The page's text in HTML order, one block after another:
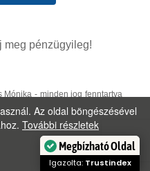
meg pénzügyileg!
Mónika - minden jog fenntartva
Az oldal böngészésével
További részletek
Megbízható Oldal
Igazolta: Trustindex